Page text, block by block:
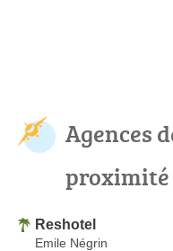
Agences
proximité
Reshotel
Emile Négrin